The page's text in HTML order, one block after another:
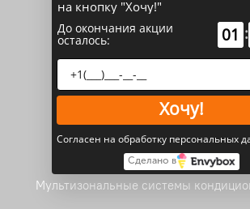
Канальные сплит-системы
Потолочные сплит-
Колонные сплит-системы
Водонагреватели
Фанкойлы
Мультизональные системы
на кнопку "Хочу!"
До окончания акции
осталось: 01 :
Хочу!
Согласен на обработку персональных
Сделано в